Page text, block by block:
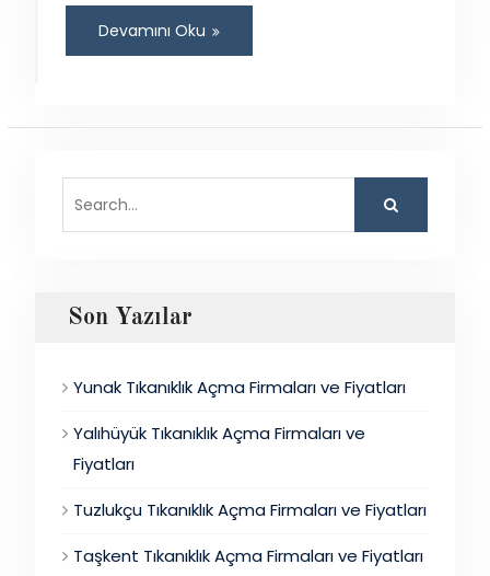
Devamını Oku
Son Yazılar
Yunak Tıkanıklık Açma Firmaları ve Fiyatları
Yalıhüyük Tıkanıklık Açma Firmaları ve
Fiyatları
Tuzlukçu Tıkanıklık Açma Firmaları ve Fiyatları
Taşkent Tıkanıklık Açma Firmaları ve Fiyatları